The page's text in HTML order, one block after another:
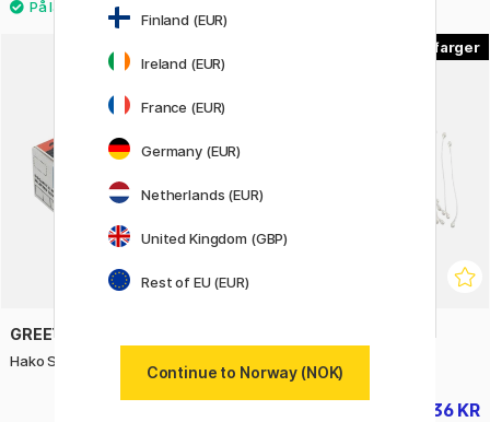
GREETING LIFE
Hako Stickers Dog Supply
36 KR
Finland (EUR)
Ireland (EUR)
France (EUR)
Germany (EUR)
Netherlands (EUR)
United Kingdom (GBP)
Rest of EU (EUR)
Continue to Norway (NOK)